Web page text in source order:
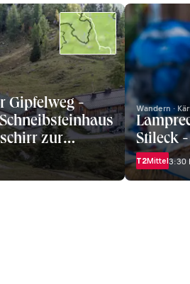
Gipfelweg -
zur
Wandern ·
Stileck
T2Mittel3:30